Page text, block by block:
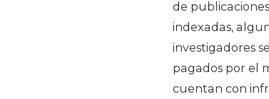
de
indexadas,
investigadores
pagados por el
cuentan con